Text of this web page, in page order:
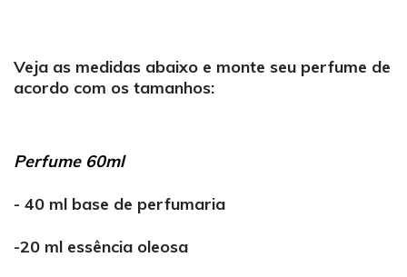
Veja as medidas abaixo e monte seu perfume de
acordo com os tamanhos:
Perfume 60ml
- 40 ml base de perfumaria
-20 ml essência oleosa